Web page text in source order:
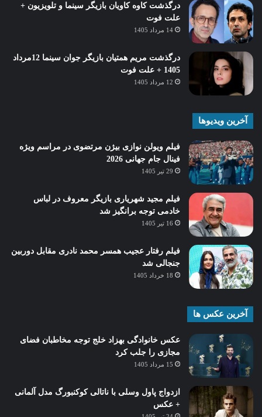
درگذشت کاوه کاویان بازیگر سینما و تلویزیون +
علت فوت
14 مرداد 1405
درگذشت مریم همتیان بازیگر جوان سینما 12مرداد
1405 + علت فوت
12 مرداد 1405
آخرین ویدیوها
فیلم ویولن نوازی بیژن مرتضوی در مراسم ویژه
فینال جام جهانی 2026
29 تیر 1405
فیلم مجید شهریاری بازیگر معروف در لباس
خادمی توجه برانگیز شد
16 تیر 1405
فیلم رفتار عجیب همسر محمد نادری مقابل دوربین
جنجالی شد
18 خرداد 1405
آخرین عکس ها
عکس خانوادگی بهزاد خلج توجه مخاطبان فضای
مجازی را جلب کرد
15 مرداد 1405
ازدواج پاول وسلی با ناتالی کوکنبورگ مدل آلمانی
+ عکس